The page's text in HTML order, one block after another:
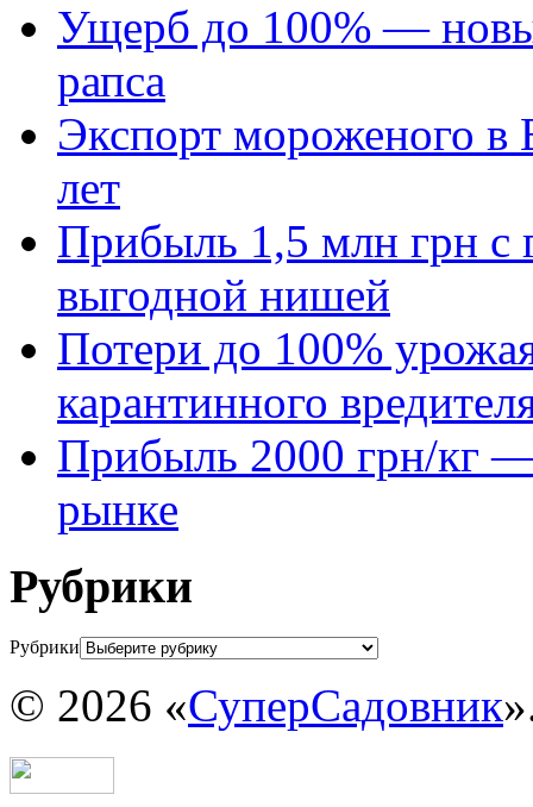
Ущерб до 100% —
рапса
Экспорт мороженого в
лет
Прибыль 1,5 млн грн с
выгодной нишей
Потери до 100%
карантинного
Прибыль 2000 грн/кг —
рынке
Рубрики
Рубрики
© 2026 «СуперСадовник